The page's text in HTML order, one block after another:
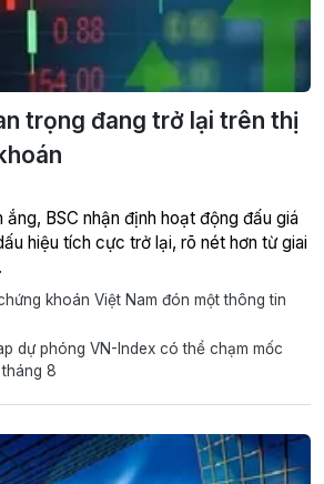
trọng đang trở lại trên thị
ắng, BSC nhận định hoạt động đấu giá
hiệu tích cực trở lại, rõ nét hơn từ giai
khoán Việt Nam đón một thông tin
dự phóng VN-Index có thể chạm mốc
8